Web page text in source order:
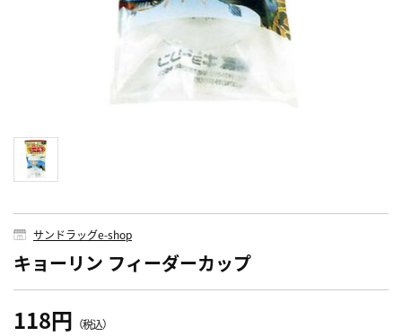
サンドラッグe-shop
キョーリン フィーダーカップ
118円 （税込）